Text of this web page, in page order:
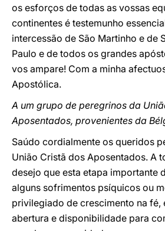
os esforços de todas as vossas
continentes é testemunho
intercessão de São Martinho e de
Paulo e de todos os grandes
vos ampare! Com a minha
Apostólica.
A um grupo de peregrinos da
Aposentados, provenientes da
Saúdo cordialmente os queridos
União Cristã dos Aposentados. A
desejo que esta etapa importante
alguns sofrimentos psíquicos ou
privilegiado de crescimento na fé,
abertura e disponibilidade para